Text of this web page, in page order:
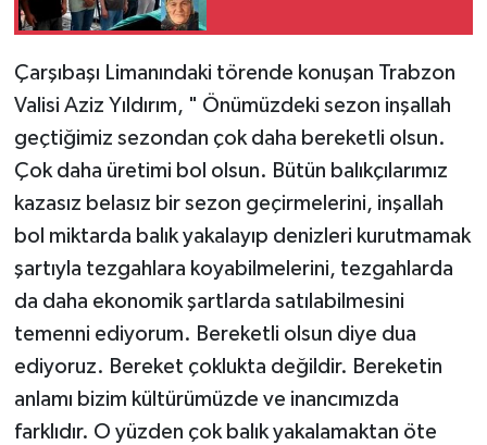
Çarşıbaşı Limanındaki törende konuşan Trabzon
Valisi Aziz Yıldırım, " Önümüzdeki sezon inşallah
geçtiğimiz sezondan çok daha bereketli olsun.
Çok daha üretimi bol olsun. Bütün balıkçılarımız
kazasız belasız bir sezon geçirmelerini, inşallah
bol miktarda balık yakalayıp denizleri kurutmamak
şartıyla tezgahlara koyabilmelerini, tezgahlarda
da daha ekonomik şartlarda satılabilmesini
temenni ediyorum. Bereketli olsun diye dua
ediyoruz. Bereket çoklukta değildir. Bereketin
anlamı bizim kültürümüzde ve inancımızda
farklıdır. O yüzden çok balık yakalamaktan öte